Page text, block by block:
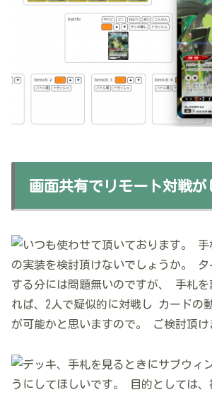
画面共有でリモート対戦が